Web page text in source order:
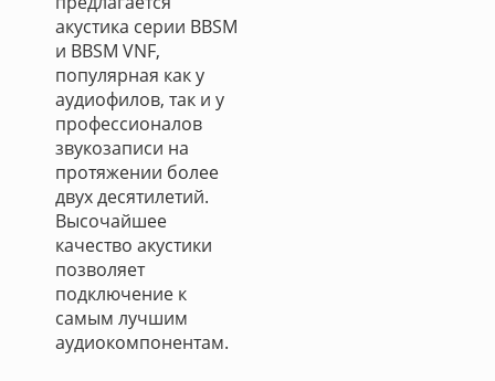
акустика серии BBSM
и BBSM VNF,
популярная как у
аудиофилов, так и у
профессионалов
звукозаписи на
протяжении более
двух десятилетий.
Высочайшее
качество акустики
позволяет
подключение к
самым лучшим
аудиокомпонентам.